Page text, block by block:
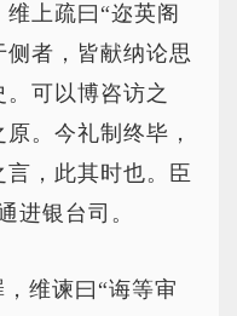
上疏曰“迩英阁
者，皆献纳论思
可以博咨访之
。今礼制终毕，
，此其时也。臣
进银台司。
维谏曰“诲等审